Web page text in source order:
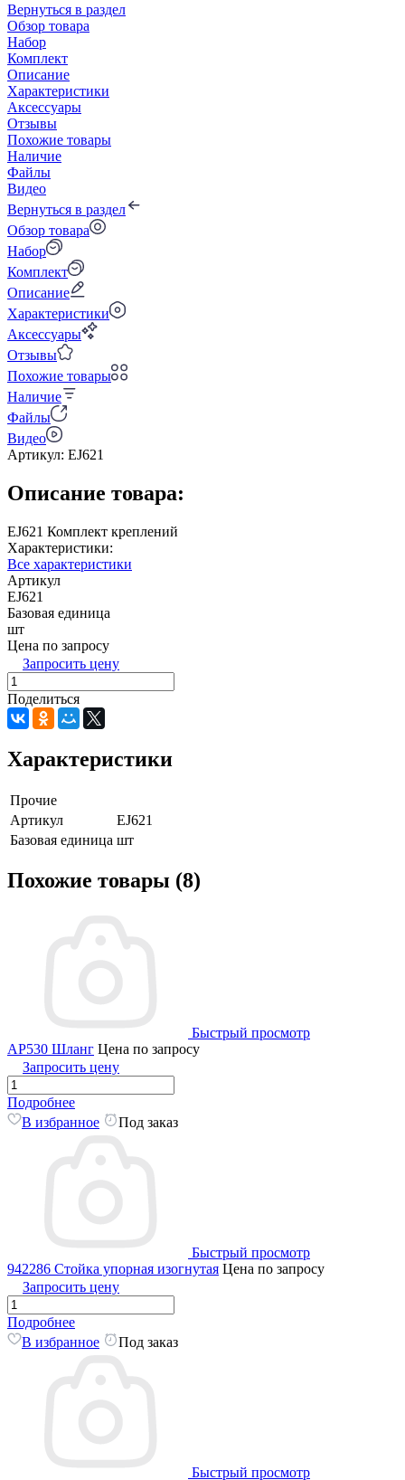
Вернуться в раздел
Обзор товара
Набор
Комплект
Описание
Характеристики
Аксессуары
Отзывы
Похожие товары
Наличие
Файлы
Видео
Вернуться в раздел
Обзор товара
Набор
Комплект
Описание
Характеристики
Аксессуары
Отзывы
Похожие товары
Наличие
Файлы
Видео
Артикул: EJ621
Описание товара:
EJ621 Комплект креплений
Характеристики:
Все характеристики
Артикул
EJ621
Базовая единица
шт
Цена по запросу
Запросить цену
Поделиться
Характеристики
Прочие
Артикул
EJ621
Базовая единица шт
Похожие товары (8)
Быстрый просмотр
AP530 Шланг Цена по запросу
Запросить цену
Подробнее
В избранное
Под заказ
Быстрый просмотр
942286 Стойка упорная изогнутая Цена по запросу
Запросить цену
Подробнее
В избранное
Под заказ
Быстрый просмотр